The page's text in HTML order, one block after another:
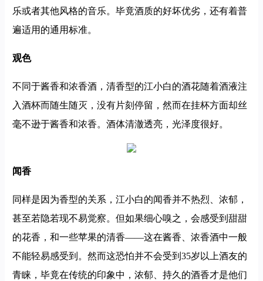
乐或者其他风格的音乐。毕竟酒质的好坏优劣，还有着普
遍适用的通用标准。
观色
不同于酱香和浓香酒，清香型的江小白的酒花随着酒液注
入酒杯而随生随灭，没有片刻停留，然而在挂杯方面却丝
毫不逊于酱香和浓香。酒体清澈透亮，光泽度很好。
闻香
同样是因为香型的关系，江小白的闻香并不热烈、浓郁，
甚至若隐若现不易觉察。但如果细心嗅之，会感受到甜甜
的花香，和一些苹果的清香——这在酱香、浓香酒中一般
不能轻易感受到。然而这恐怕并不会受到35岁以上酒友的
青睐，毕竟在传统的印象中，浓郁、持久的酒香才是他们